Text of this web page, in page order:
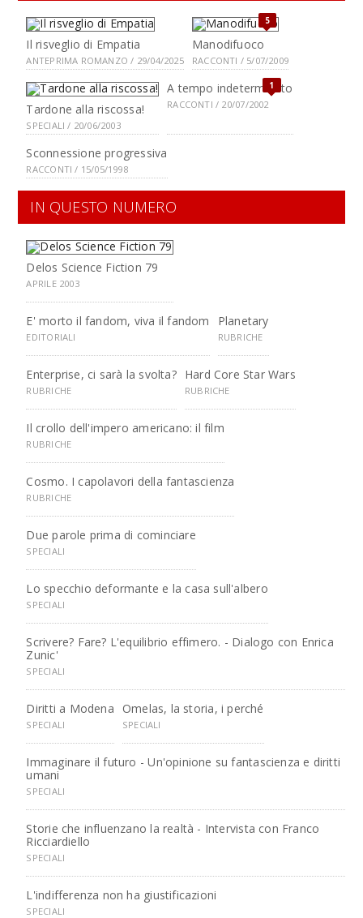
Il risveglio di Empatia
ANTEPRIMA ROMANZO / 29/04/2025
5
Manodifuoco
RACCONTI / 5/07/2009
Tardone alla riscossa!
SPECIALI / 20/06/2003
1
A tempo indeterminato
RACCONTI / 20/07/2002
Sconnessione progressiva
RACCONTI / 15/05/1998
IN QUESTO NUMERO
Delos Science Fiction 79
APRILE 2003
E' morto il fandom, viva il fandom
EDITORIALI
Planetary
RUBRICHE
Enterprise, ci sarà la svolta?
RUBRICHE
Hard Core Star Wars
RUBRICHE
Il crollo dell'impero americano: il film
RUBRICHE
Cosmo. I capolavori della fantascienza
RUBRICHE
Due parole prima di cominciare
SPECIALI
Lo specchio deformante e la casa sull'albero
SPECIALI
Scrivere? Fare? L'equilibrio effimero. - Dialogo con Enrica
Zunic'
SPECIALI
Diritti a Modena
SPECIALI
Omelas, la storia, i perché
SPECIALI
Immaginare il futuro - Un'opinione su fantascienza e diritti
umani
SPECIALI
Storie che influenzano la realtà - Intervista con Franco
Ricciardiello
SPECIALI
L'indifferenza non ha giustificazioni
SPECIALI